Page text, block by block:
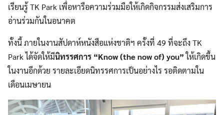
เรียนรู้ TK Park เพื่อหารือความร่วมมือให้เกิดกิจกรรมส่งเสริมการ
อ่านร่วมกันในอนาคต
ทั้งนี้ ภายในงานสัปดาห์หนังสือแห่งชาติฯ ครั้งที่ 49 ที่จะถึง TK
Park ได้จัดให้มีนิทรรศการ “Know (the now of) you”ให้เกิดขึ้น
ในงานอีกด้วย รายละเอียดนิทรรศการเป็นอย่างไร รอติดตามใน
เดือนเมษายน